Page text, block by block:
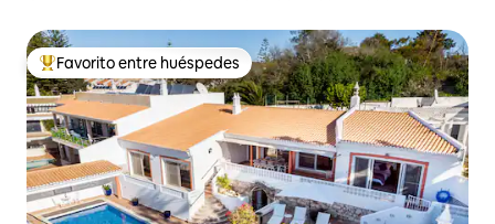
Favorito entre huéspedes preferido
Favorito entre huéspedes